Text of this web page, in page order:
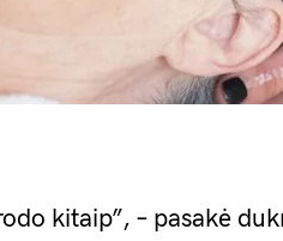
kitaip”, – pasakė